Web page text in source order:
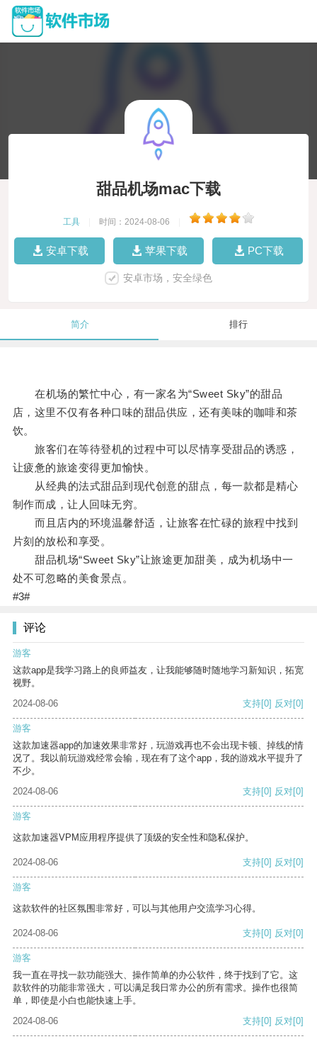
甜品机场mac下载
工具 时间：2024-08-06
安卓下载 苹果下载 PC下载
安卓市场，安全绿色
简介 排行
在机场的繁忙中心，有一家名为“Sweet Sky”的甜品
店，这里不仅有各种口味的甜品供应，还有美味的咖啡和茶
饮。
旅客们在等待登机的过程中可以尽情享受甜品的诱惑，
让疲惫的旅途变得更加愉快。
从经典的法式甜品到现代创意的甜点，每一款都是精心
制作而成，让人回味无穷。
而且店内的环境温馨舒适，让旅客在忙碌的旅程中找到
片刻的放松和享受。
甜品机场“Sweet Sky”让旅途更加甜美，成为机场中一
处不可忽略的美食景点。
#3#
评论
游客
这款app是我学习路上的良师益友，让我能够随时随地学习新知识，拓宽
视野。
2024-08-06
支持[0] 反对[0]
游客
这款加速器app的加速效果非常好，玩游戏再也不会出现卡顿、掉线的情
况了。我以前玩游戏经常会输，现在有了这个app，我的游戏水平提升了
不少。
2024-08-06
支持[0] 反对[0]
游客
这款加速器VPM应用程序提供了顶级的安全性和隐私保护。
2024-08-06 支持[0] 反对[0]
游客
这款软件的社区氛围非常好，可以与其他用户交流学习心得。
2024-08-06 支持[0] 反对[0]
游客
我一直在寻找一款功能强大、操作简单的办公软件，终于找到了它。这
款软件的功能非常强大，可以满足我日常办公的所有需求。操作也很简
单，即使是小白也能快速上手。
2024-08-06
支持[0] 反对[0]